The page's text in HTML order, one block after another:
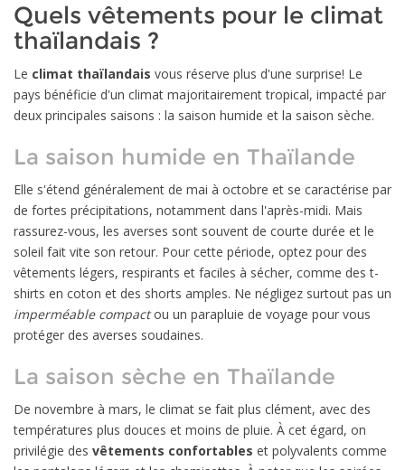
Quels vêtements pour le climat
thaïlandais ?
Le climat thaïlandais vous réserve plus d'une surprise! Le
pays bénéficie d'un climat majoritairement tropical, impacté par
deux principales saisons : la saison humide et la saison sèche.
La saison humide en Thaïlande
Elle s'étend généralement de mai à octobre et se caractérise par
de fortes précipitations, notamment dans l'après-midi. Mais
rassurez-vous, les averses sont souvent de courte durée et le
soleil fait vite son retour. Pour cette période, optez pour des
vêtements légers, respirants et faciles à sécher, comme des t-
shirts en coton et des shorts amples. Ne négligez surtout pas un
imperméable compactou un parapluie de voyage pour vous
protéger des averses soudaines.
La saison sèche en Thaïlande
De novembre à mars, le climat se fait plus clément, avec des
températures plus douces et moins de pluie. À cet égard, on
privilégie des vêtements confortables et polyvalents comme